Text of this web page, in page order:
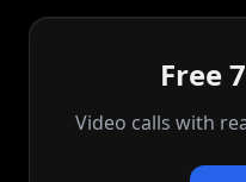
Free
Video calls with